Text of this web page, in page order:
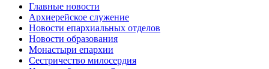
Главные новости
Архиерейское служение
Новости епархиальных отделов
Новости образования
Монастыри епархии
Сестричество милосердия